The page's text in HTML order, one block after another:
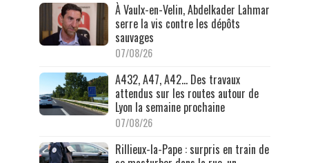
À Vaulx-en-Velin, Abdelkader Lahmar
serre la vis contre les dépôts
sauvages
07/08/26
A432, A47, A42… Des travaux
attendus sur les routes autour de
Lyon la semaine prochaine
07/08/26
Rillieux-la-Pape : surpris en train de